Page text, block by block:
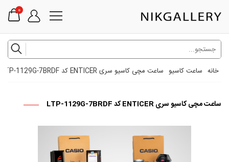
0
خانه ساعت کاسیو ساعت مچی کاسیو سری ENTICER کد LTP-1129G-7BRDF
ساعت مچی کاسیو سری ENTICER کد LTP-1129G-7BRDF